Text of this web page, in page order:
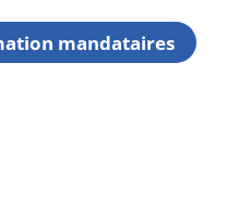
mandataires